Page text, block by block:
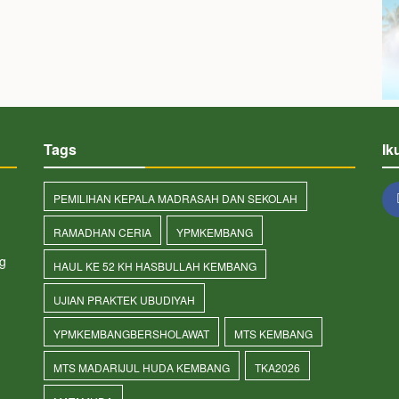
Tags
PEMILIHAN KEPALA MADRASAH DAN SEKOLAH
RAMADHAN CERIA YPMKEMBANG
HAUL KE 52 KH HASBULLAH KEMBANG
UJIAN PRAKTEK UBUDIYAH
YPMKEMBANGBERSHOLAWAT MTS KEMBANG
MTS MADARIJUL HUDA KEMBANG TKA2026